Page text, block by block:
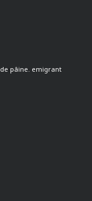
pâine. emigrant